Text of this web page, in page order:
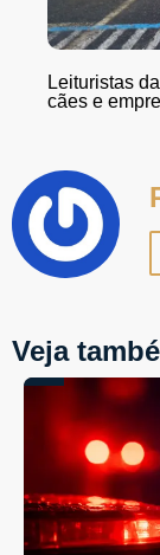
Leituristas
cães e
Veja